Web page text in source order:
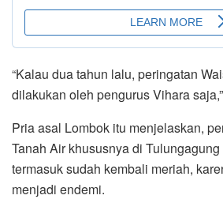
“Kalau dua tahun lalu, peringatan
dilakukan oleh pengurus Vihara
Pria asal Lombok itu menjelaskan,
Tanah Air khususnya di
termasuk sudah kembali meriah,
menjadi endemi.